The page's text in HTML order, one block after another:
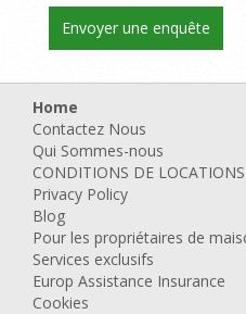
Home
Contactez Nous
Qui Sommes-nous
CONDITIONS DE LOCATIONS
Privacy Policy
Blog
Pour les propriétaires de
Services exclusifs
Europ Assistance Insurance
Cookies